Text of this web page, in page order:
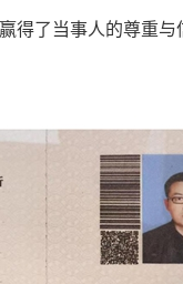
得了当事人的尊重与